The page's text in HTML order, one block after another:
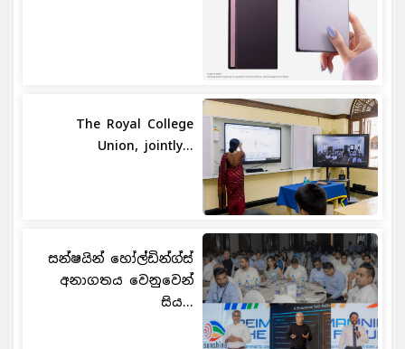
The Royal College
Union, jointly...
සන්ෂයින් හෝල්ඩින්ග්ස්
අනාගතය වෙනුවෙන්
සිය...